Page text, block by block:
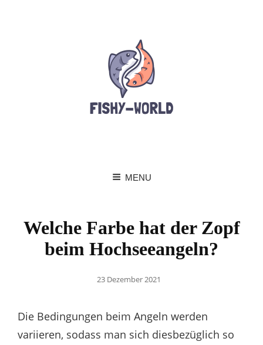
MENU
Welche Farbe hat der Zopf
beim Hochseeangeln?
Posted
23 Dezember 2021
Die Bedingungen beim Angeln werden
variieren, sodass man sich diesbezüglich so